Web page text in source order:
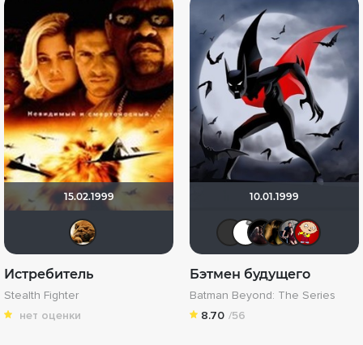
15.02.1999
архимед65
Истребитель
Stealth Fighter
нет оценки
10.01.1999
Sensei1
Berny
Бэтмен будущего
Batman Beyond: The Series
8.70 /56